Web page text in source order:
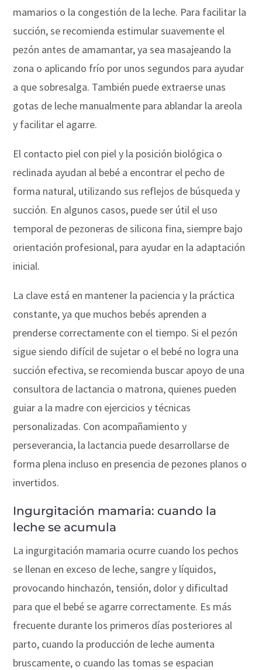
mamarios o la congestión de la leche. Para facilitar la
succión, se recomienda estimular suavemente el
pezón antes de amamantar, ya sea masajeando la
zona o aplicando frío por unos segundos para ayudar
a que sobresalga. También puede extraerse unas
gotas de leche manualmente para ablandar la areola
y facilitar el agarre.
El contacto piel con piel y la posición biológica o
reclinada ayudan al bebé a encontrar el pecho de
forma natural, utilizando sus reflejos de búsqueda y
succión. En algunos casos, puede ser útil el uso
temporal de pezoneras de silicona fina, siempre bajo
orientación profesional, para ayudar en la adaptación
inicial.
La clave está en mantener la paciencia y la práctica
constante, ya que muchos bebés aprenden a
prenderse correctamente con el tiempo. Si el pezón
sigue siendo difícil de sujetar o el bebé no logra una
succión efectiva, se recomienda buscar apoyo de una
consultora de lactancia o matrona, quienes pueden
guiar a la madre con ejercicios y técnicas
personalizadas. Con acompañamiento y
perseverancia, la lactancia puede desarrollarse de
forma plena incluso en presencia de pezones planos o
invertidos.
Ingurgitación mamaria: cuando la
leche se acumula
La ingurgitación mamaria ocurre cuando los pechos
se llenan en exceso de leche, sangre y líquidos,
provocando hinchazón, tensión, dolor y dificultad
para que el bebé se agarre correctamente. Es más
frecuente durante los primeros días posteriores al
parto, cuando la producción de leche aumenta
bruscamente, o cuando las tomas se espacian